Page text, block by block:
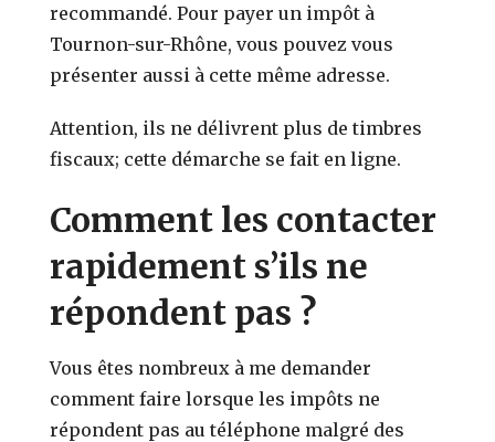
recommandé. Pour payer un impôt à
Tournon-sur-Rhône, vous pouvez vous
présenter aussi à cette même adresse.
Attention, ils ne délivrent plus de timbres
fiscaux; cette démarche se fait en ligne.
Comment les contacter
rapidement s’ils ne
répondent pas ?
Vous êtes nombreux à me demander
comment faire lorsque les impôts ne
répondent pas au téléphone malgré des